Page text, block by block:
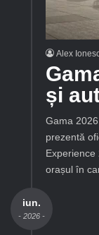
Alex
și
Gama
prezentă
Experience
orașul în
iun.
- 2026 -